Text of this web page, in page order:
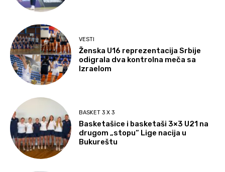
VESTI
Ženska U16 reprezentacija Srbije
odigrala dva kontrolna meča sa
Izraelom
BASKET 3 X 3
Basketašice i basketaši 3×3 U21 na
drugom „stopu“ Lige nacija u
Bukureštu